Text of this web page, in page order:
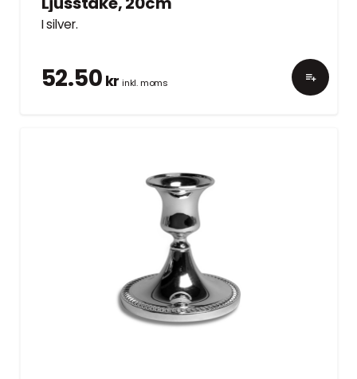
I silver.
52.50 kr inkl. moms